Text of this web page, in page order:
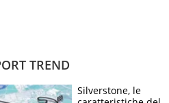
TREND
Silverstone, le